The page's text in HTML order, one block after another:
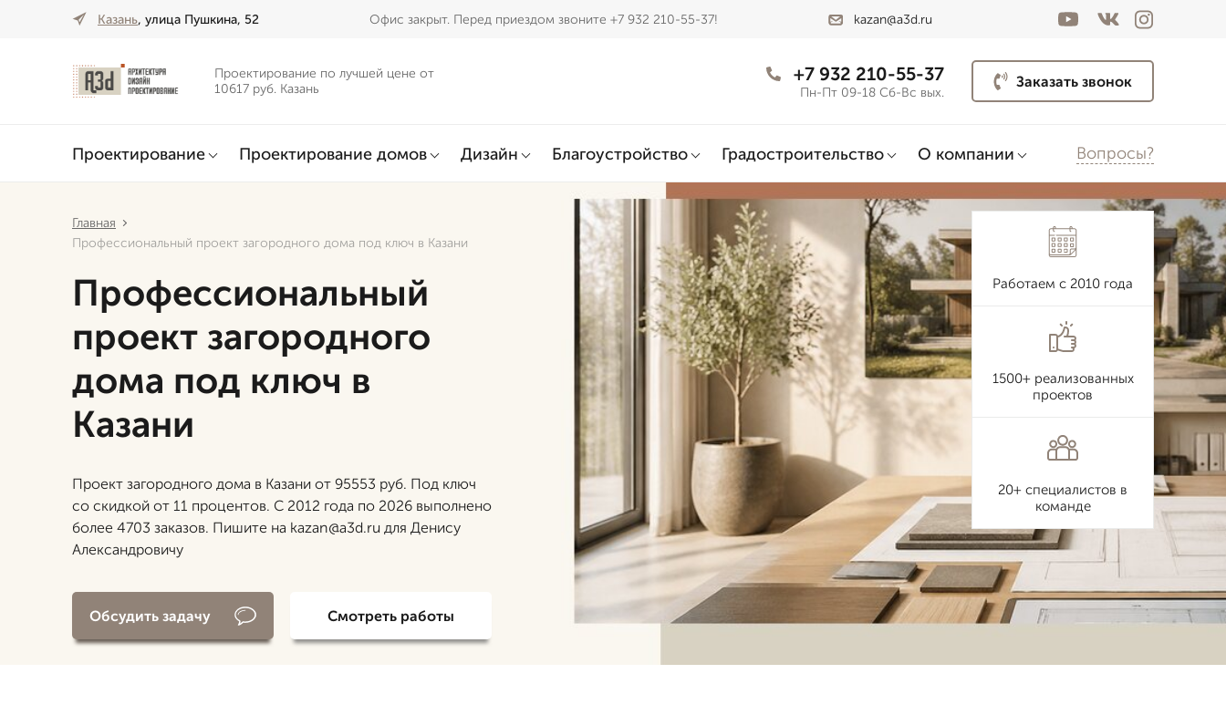
Казань, улица Пушкина, 52 Офис закрыт. Перед приездом звоните +7 932 210-55-37! kazan@a3d.ru
Проектирование по лучшей цене от
10617 руб. Казань
+7 932 210-55-37
Пн-Пт 09-18 Сб-Вс вых.
Заказать звонок
Проектирование Проектирование домов Дизайн Благоустройство Градостроительство О компании Вопросы?
Главная
Профессиональный проект загородного дома под ключ в Казани
Профессиональный
проект загородного
дома под ключ в
Казани
Проект загородного дома в Казани от 95553 руб. Под ключ
со скидкой от 11 процентов. С 2012 года по 2026 выполнено
более 4703 заказов. Пишите на kazan@a3d.ru для Денису
Александровичу
Обсудить задачу Смотреть работы
Работаем с 2010 года
1500+ реализованных
проектов
20+ специалистов в
команде